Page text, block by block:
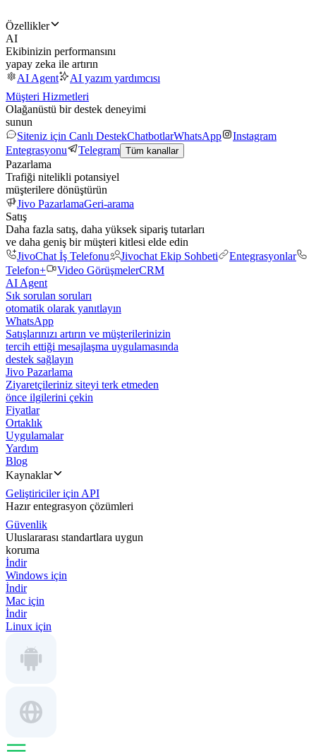
Özellikler
AI
Ekibinizin performansını
yapay zeka ile artırın
AI Agent
AI yazım yardımcısı
Müşteri Hizmetleri
Olağanüstü bir destek deneyimi
sunun
Siteniz için Canlı DestekChatbotlarWhatsApp
Instagram
Entegrasyonu
Telegram Tüm kanallar
Pazarlama
Trafiği nitelikli potansiyel
müşterilere dönüştürün
Jivo PazarlamaGeri-arama
Satış
Daha fazla satış, daha yüksek sipariş tutarları
ve daha geniş bir müşteri kitlesi elde edin
JivoChat İş Telefonu
Jivochat Ekip Sohbeti
Entegrasyonlar
Telefon+
Video GörüşmelerCRM
AI Agent
Sık sorulan soruları
otomatik olarak yanıtlayın
WhatsApp
Satışlarınızı artırın ve müşterilerinizin
tercih ettiği mesajlaşma uygulamasında
destek sağlayın
Jivo Pazarlama
Ziyaretçileriniz siteyi terk etmeden
önce ilgilerini çekin
Fiyatlar
Ortaklık
Uygulamalar
Yardım
Blog
Kaynaklar
Geliştiriciler için API
Hazır entegrasyon çözümleri
Güvenlik
Uluslararası standartlara uygun
koruma
İndir
Windows için
İndir
Mac için
İndir
Linux için